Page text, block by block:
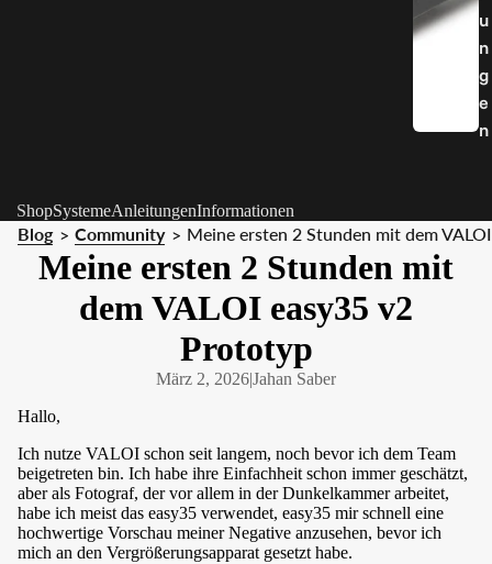
u
n
g
e
n
ShopSystemeAnleitungenInformationen
Blog > Community > Meine ersten 2 Stunden mit dem
Meine ersten 2 Stunden mit
dem VALOI easy35 v2
Prototyp
März 2, 2026|Jahan Saber
Hallo,
Ich nutze VALOI schon seit langem, noch bevor ich dem Team
beigetreten bin. Ich habe ihre Einfachheit schon immer geschätzt,
aber als Fotograf, der vor allem in der Dunkelkammer arbeitet,
habe ich meist das easy35 verwendet, easy35 mir schnell eine
hochwertige Vorschau meiner Negative anzusehen, bevor ich
mich an den Vergrößerungsapparat gesetzt habe.